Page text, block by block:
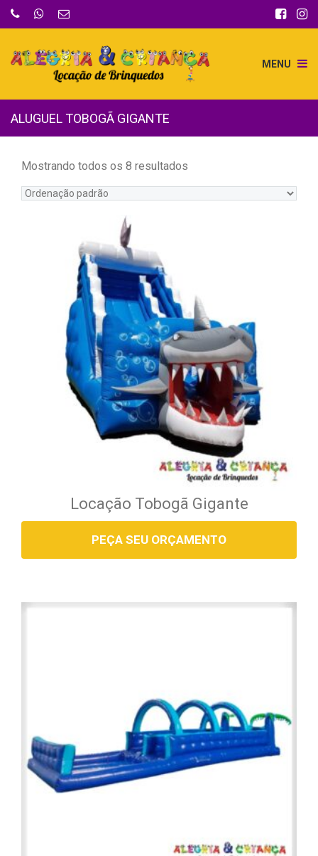
MENU
ALUGUEL TOBOGÃ GIGANTE
Mostrando todos os 8 resultados
Locação Tobogã Gigante
PEÇA SEU ORÇAMENTO